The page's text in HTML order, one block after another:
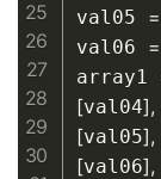
val05 =
val06 =
array1
[val04],
[val05],
[val06],